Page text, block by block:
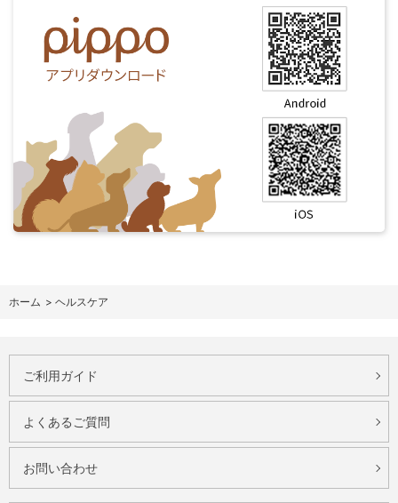
ホーム > ヘルスケア
ご利用ガイド
よくあるご質問
お問い合わせ